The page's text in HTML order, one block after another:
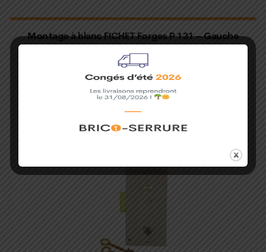
Montage à blanc FICHET Forges P 131 – Gauche
270,00€
Ajouter au panier